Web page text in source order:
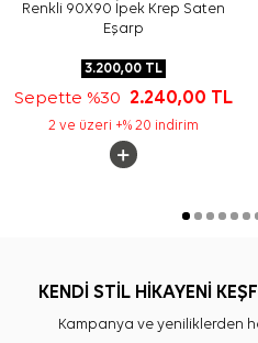
Renkli 90X90 İpek Krep Saten
Eşarp
3.200,00TL
Sepette %30 2.240,00 TL
2 ve üzeri +% 20 indirim
KENDİ STİL HİKAYENİ
Kampanya ve yeniliklerden